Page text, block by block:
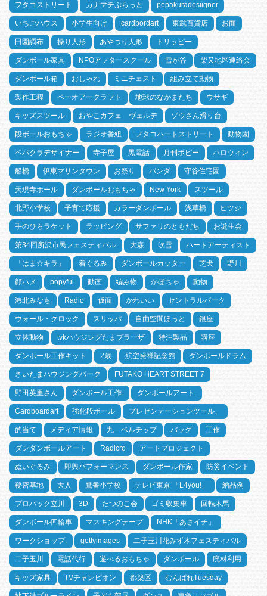
フタコストリート カナマチぷらっと pepakuradesiigner
いちごハウス 小学生向け cardbordart 東武百貨店 お面
田園調布 操り人形 あやつり人形 トリッピー
ダンボール家具 NPOアフタースクール 雪が谷 柴又地区連絡会
ダンボール箱 おしゃれ ミニチェスト 組み立て動物
製作工程 ペーオアークラフト 地球のなかまたち ウサギ
キッズスツール おやこカフェ ヴェルデ ゾウさん滑り台
段ボールおもちゃ ラジオ番組 フタコハートストリート 動物園
ペパクラデザイナー 寺子屋 黒電話 月刊ポピー ハロウィン
船橋 伊東マリンタウン お祭り パンダ 守谷住宅園
天現寺ホール ダンボールおもちゃ New York スツール
北野小学校 子育て応援 カラーダンボール 浅草橋 ヒツジ
手のひらラケット ラッピング サファリのともだち お誕生会
第34回所沢市民フェスティバル 大森 吹雪 ハートアーティスト
「はま☆キラ」 着ぐるみ ダンボールカッター 芝犬 野川
顔ハメ popyful 動画 編み物 かぼちゃ 動物
港北みなも Radio 仮面 かわいい セントラルパーク
ウォール・クロック スリッパ 自由空間ほっと 銀座
立体動物 tvkハウジングたまプラーザ 特注製品 講座
ダンボール工作キット 2歳 航空発祥記念館 ダンボールドラム
さいたまハウジングパーク FUTAKO HEART STREET 7
野田英里さん ダンボール工作. ダンボールアート.
Cardboardart 強化段ボール プレゼンテーションツール、
的当て メディア情報 九―ベルチップ バッグ 工作
ダンダンボールアート Radicro アートプロジェクト
ぬいぐるみ 即興パフォーマンス ダンボール作家 防災イベント
秘密基地 大人 鷹番小学校 テレビ東京 「L4you!」 納品例
プロパック立川 3D たつのこ会 ゴミ収集車 回転木馬
ダンボール四輪車 マスキングテープ NHK「あさイチ」
ワークショップ. gettyimages 二子玉川花みず木フェスティバル
二子玉川 電話代行 遊べるおもちゃ ダンボール 廃材利用
キッズ家具 TVチャンピオン 都築区 むんぱれTuesday